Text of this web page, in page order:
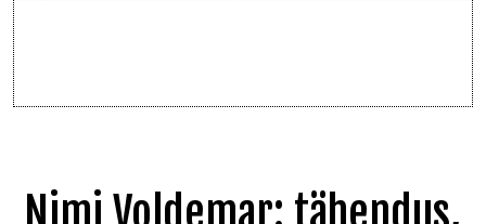
Nimi Voldemar: tähendus,